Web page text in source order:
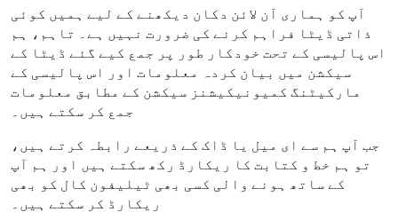
آپ کو ہماری آن لائن دکان دیکھنے کے لیے ہمیں کوئی
ذاتی ڈیٹا فراہم کرنے کی ضرورت نہیں ہے۔ تاہم، ہم
اس پالیسی کے تحت خودکار طور پر جمع کیے گئے ڈیٹا کے
سیکشن میں بیان کردہ معلومات اور اس پالیسی کے
مارکیٹنگ کمیونیکیشنز سیکشن کے مطابق معلومات
جمع کر سکتے ہیں۔
جب آپ ہم سے ای میل یا ڈاک کے ذریعے رابطہ کرتے ہیں،
تو ہم خط و کتابت کا ریکارڈ رکھ سکتے ہیں اور ہم آپ
کے ساتھ ہونے والی کسی بھی ٹیلیفون کال کو بھی
ریکارڈ کر سکتے ہیں۔